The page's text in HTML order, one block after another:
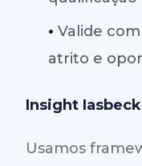
• Valide
atrito e
Insight
Usamos